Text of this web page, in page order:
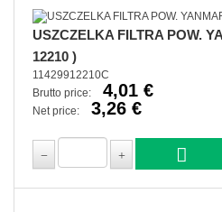
USZCZELKA FILTRA POW.
12210 )
11429912210C
Brutto price:
4,01 €
Net price: 3,26 €